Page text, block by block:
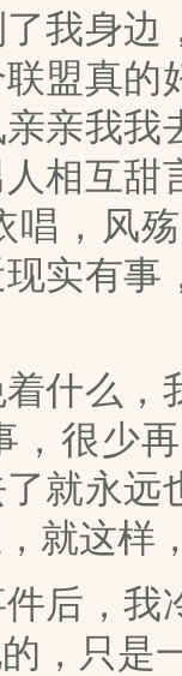
身边
盟真
亲我
相互
唱，风
实有
么，
，很少
就永
就这样
，我
，只是